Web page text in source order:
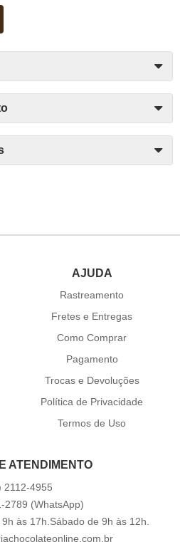
AJUDA
Rastreamento
Fretes e Entregas
Como Comprar
Pagamento
Trocas e Devoluções
Política de Privacidade
Termos de Uso
ATENDIMENTO
2112-4955
2789 (WhatsApp)
às 17h.Sábado de 9h às 12h.